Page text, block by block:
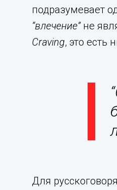
подразумевает
“влечение”не
Craving, это есть
Для